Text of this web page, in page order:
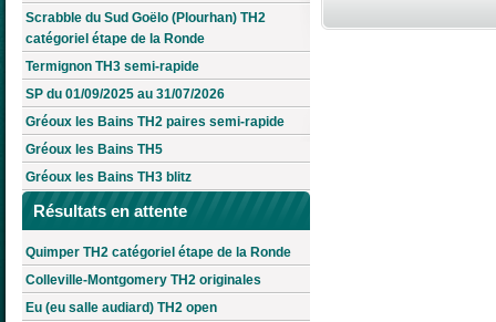
Scrabble du Sud Goëlo (Plourhan) TH2
catégoriel étape de la Ronde
Termignon TH3 semi-rapide
SP du 01/09/2025 au 31/07/2026
Gréoux les Bains TH2 paires semi-rapide
Gréoux les Bains TH5
Gréoux les Bains TH3 blitz
Résultats en attente
Quimper TH2 catégoriel étape de la Ronde
Colleville-Montgomery TH2 originales
Eu (eu salle audiard) TH2 open